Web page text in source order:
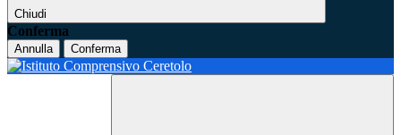
Chiudi
Conferma
Annulla Conferma